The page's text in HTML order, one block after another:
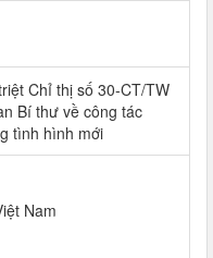
Chỉ thị số 30-CT/TW
Bí thư về công tác
tình hình mới
Nam